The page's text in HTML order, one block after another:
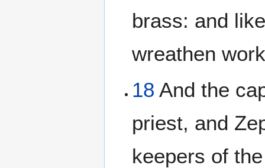
brass: and
wreathen
18 And the
priest, and
keepers of